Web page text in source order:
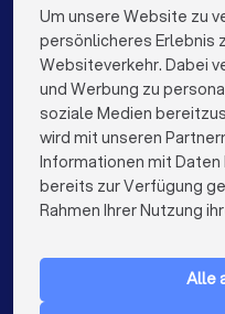
Elektriker in
Die besten Unternehmen
info@trustlocal.de
FÜR PRIVATPERSONEN
Um unsere Website zu
persönlicheres Erlebnis
Websiteverkehr. Dabei
und Werbung zu
soziale Medien
wird mit unseren
Informationen mit Daten
bereits zur Verfügung
Rahmen Ihrer Nutzung
Alle